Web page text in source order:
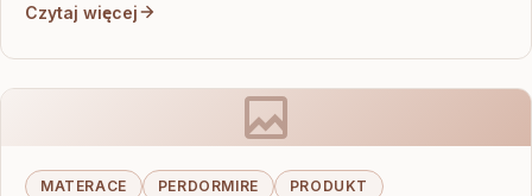
Czytaj więcej
MATERACE PERDORMIRE PRODUKT